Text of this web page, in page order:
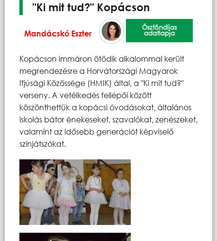
"Ki mit tud?" Kopácson
Mandácskó Eszter
Ösztöndíjas
adatlapja
Kopácson immáron ötödik alkalommal került
megrendezésre a Horvátországi Magyarok
Ifjúsági Közössége (HMIK) által, a "Ki mit tud?"
verseny. A vetélkedés fellépői között
köszönthettük a kopácsi óvodásokat, általános
iskolás bátor énekeseket, szavalókat, zenészeket,
valamint az idősebb generációt képviselő
színjátszókat.